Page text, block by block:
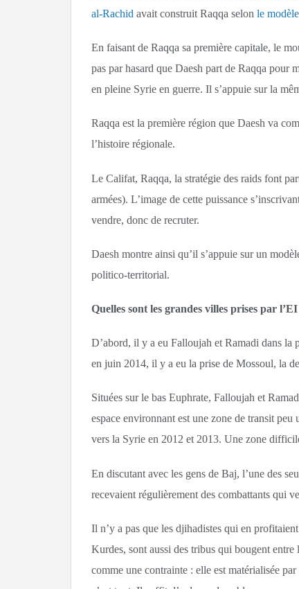
al-Rachid avait construit Raqqa selon le
En faisant de Raqqa sa première capitale, le
pas par hasard que Daesh part de Raqqa pour
en pleine Syrie en guerre. Il s’appuie sur la
Raqqa est la première région que Daesh va
l’histoire régionale.
Le Califat, Raqqa, la stratégie des raids font
armées). L’image de cette puissance
vendre, donc de recruter.
Daesh montre ainsi qu’il s’appuie sur un
politico-territorial.
Quelles sont les grandes villes prises par l’EI
D’abord, il y a eu Falloujah et Ramadi dans
en juin 2014, il y a eu la prise de Mossoul, la
Situées sur le bas Euphrate, Falloujah et
espace environnant est une zone de transit
vers la Syrie en 2012 et 2013. Une zone
En discutant avec les gens de Baj, l’une des
recevaient régulièrement des combattants qui
Il n’y a pas que les djihadistes qui en
Kurdes, sont aussi des tribus qui bougent
comme une contrainte : elle est matérialisée